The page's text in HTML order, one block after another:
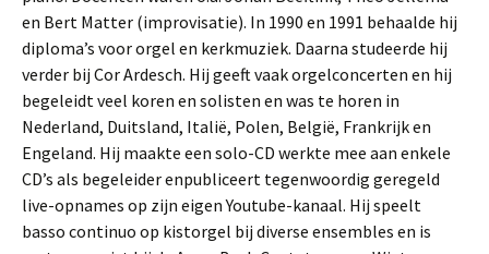
en Bert Matter (improvisatie). In 1990 en 1991 behaalde hij
diploma’s voor orgel en kerkmuziek. Daarna studeerde hij
verder bij Cor Ardesch. Hij geeft vaak orgelconcerten en hij
begeleidt veel koren en solisten en was te horen in
Nederland, Duitsland, Italië, Polen, België, Frankrijk en
Engeland. Hij maakte een solo-CD werkte mee aan enkele
CD’s als begeleider enpubliceert tegenwoordig geregeld
live-opnames op zijn eigen Youtube-kanaal. Hij speelt
basso continuo op kistorgel bij diverse ensembles en is